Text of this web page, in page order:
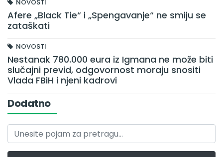
NOVOSTI
Afere „Black Tie“ i „Spengavanje“ ne smiju se
zataškati
NOVOSTI
Nestanak 780.000 eura iz Igmana ne može biti
slučajni previd, odgovornost moraju snositi
Vlada FBiH i njeni kadrovi
Dodatno